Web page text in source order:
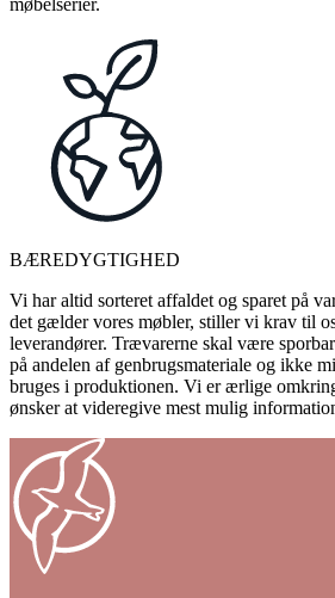
møbelserier.
BÆREDYGTIGHED
Vi har altid sorteret affaldet og sparet på
det gælder vores møbler, stiller vi krav til
leverandører. Trævarerne skal være
på andelen af genbrugsmateriale og ikke
bruges i produktionen. Vi er ærlige
ønsker at videregive mest mulig